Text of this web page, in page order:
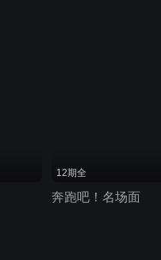
12期全
奔跑吧！名场面